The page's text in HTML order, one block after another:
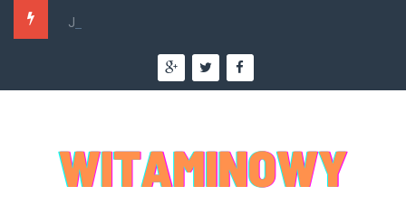
Jakie nowości w cateringu dietetycznym czekają...